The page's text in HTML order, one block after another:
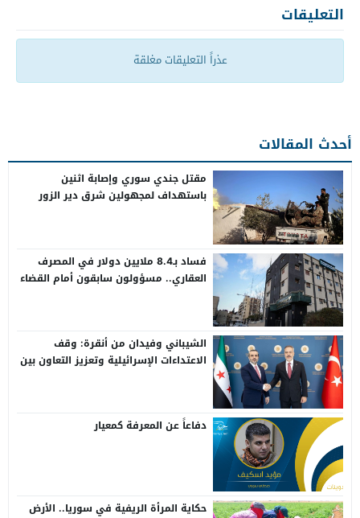
التعليقات
عذراً التعليقات مغلقة
أحدث المقالات
مقتل جندي سوري وإصابة اثنين
باستهداف لمجهولين شرق دير الزور
فساد بـ8.4 ملايين دولار في المصرف
العقاري.. مسؤولون سابقون أمام القضاء
الشيباني وفيدان من أنقرة: وقف
الاعتداءات الإسرائيلية وتعزيز التعاون بين
دفاعاً عن المعرفة كمعيار
حكاية المرأة الريفية في سوريا.. الأرض